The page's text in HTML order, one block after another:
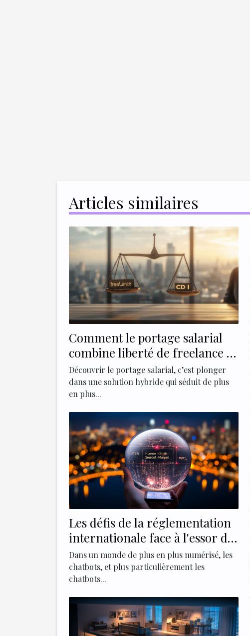
Articles similaires
Comment le portage salarial
combine liberté de freelance et
sécurité du CDI
Découvrir le portage salarial, c’est plonger
dans une solution hybride qui séduit de plus
en plus...
Les défis de la réglementation
internationale face à l'essor des
chatbots comme ChatGPT 4
Dans un monde de plus en plus numérisé, les
chatbots, et plus particulièrement les
chatbots...